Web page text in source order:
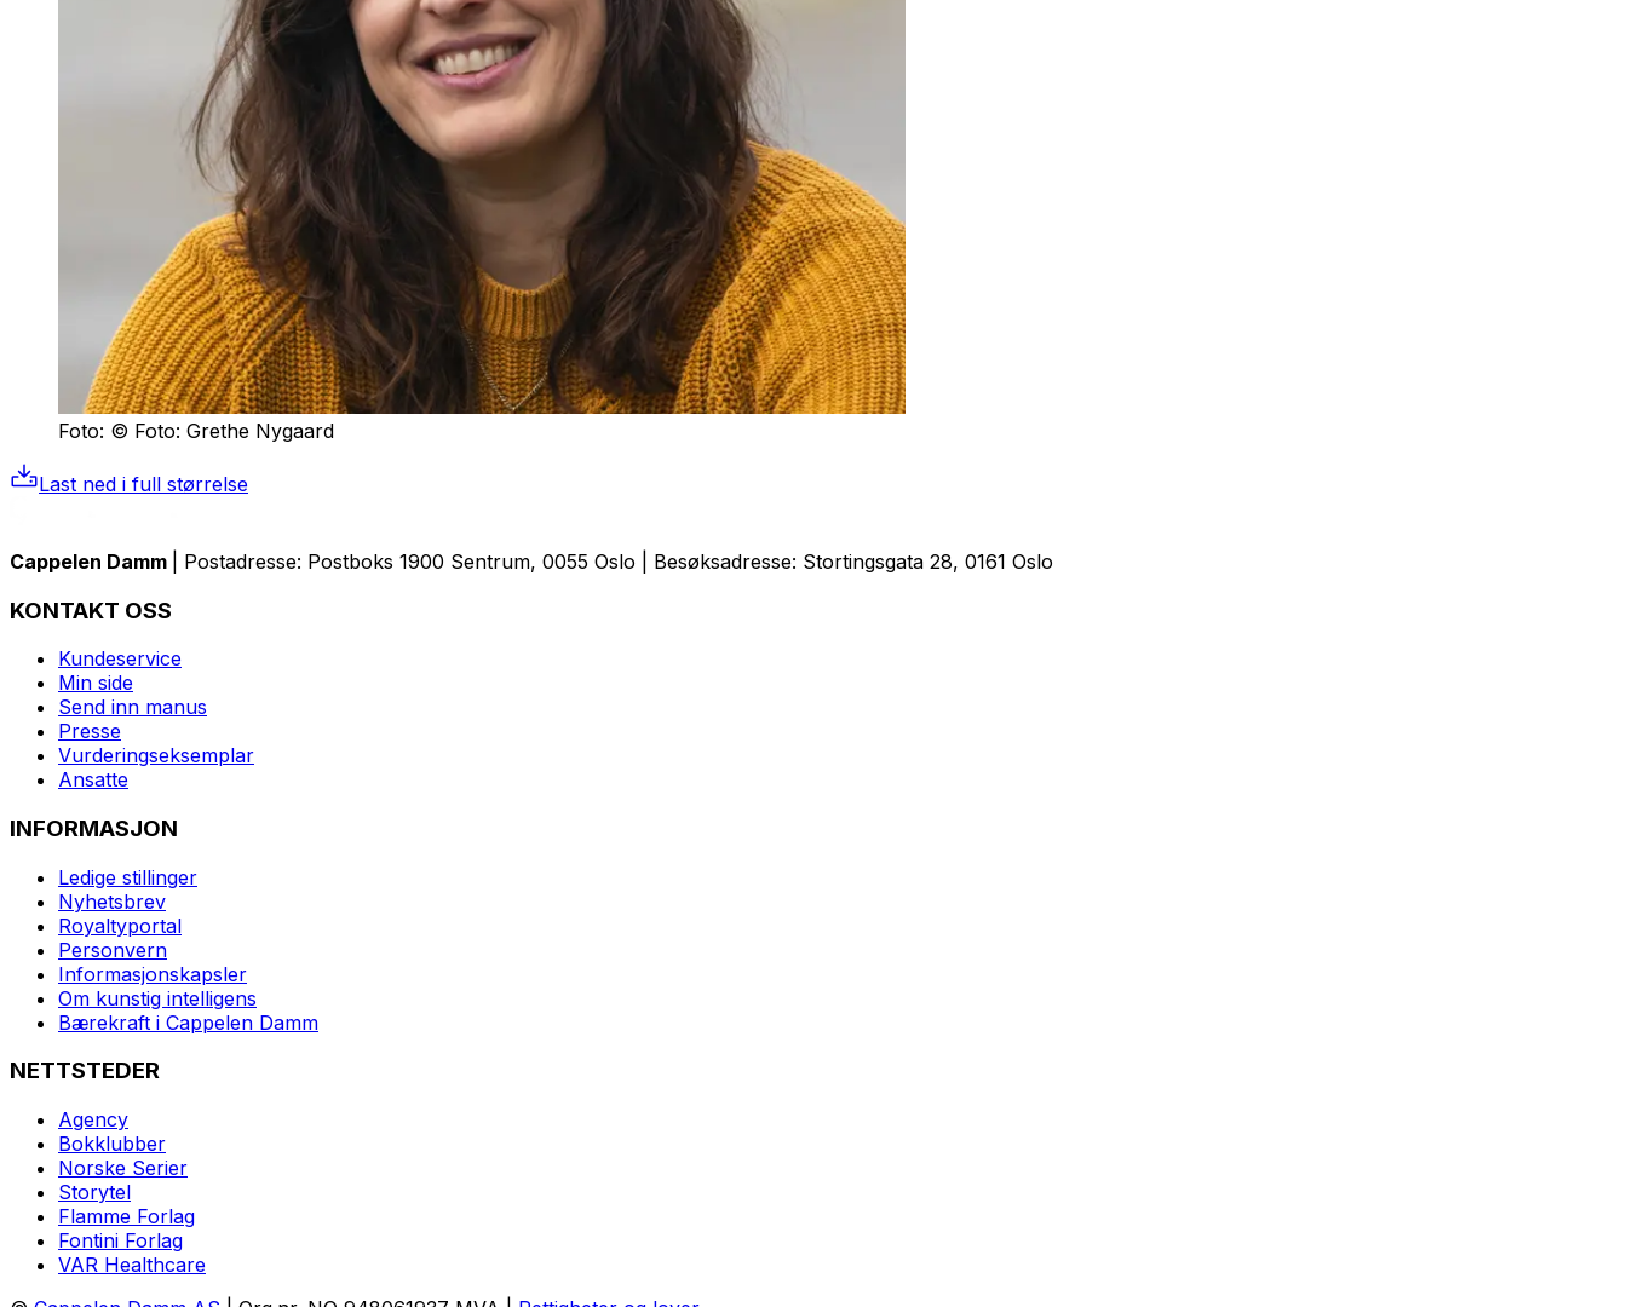
Foto: © Foto: Grethe Nygaard
Last ned i full størrelse
Cappelen Damm | Postadresse: Postboks 1900 Sentrum, 0055 Oslo | Besøksadresse: Stortingsgata 28, 0161 Oslo
KONTAKT OSS
Kundeservice
Min side
Send inn manus
Presse
Vurderingseksemplar
Ansatte
INFORMASJON
Ledige stillinger
Nyhetsbrev
Royaltyportal
Personvern
Informasjonskapsler
Om kunstig intelligens
Bærekraft i Cappelen Damm
NETTSTEDER
Agency
Bokklubber
Norske Serier
Storytel
Flamme Forlag
Fontini Forlag
VAR Healthcare